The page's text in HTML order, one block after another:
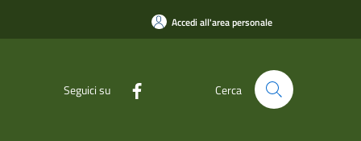
Accedi all'area personale
Seguici su Cerca